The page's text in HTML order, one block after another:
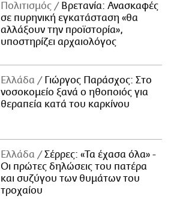
Πολιτισμός
Βρετανία: Ανασκαφές
σε πυρηνική εγκατάσταση «θα
αλλάξουν την προϊστορία»,
υποστηρίζει αρχαιολόγος
Ελλάδα
Γιώργος Παράσχος: Στο
νοσοκομείο ξανά ο ηθοποιός για
θεραπεία κατά του καρκίνου
Ελλάδα
Σέρρες: «Τα έχασα όλα» -
Οι πρώτες δηλώσεις του πατέρα
και συζύγου των θυμάτων του
τροχαίου